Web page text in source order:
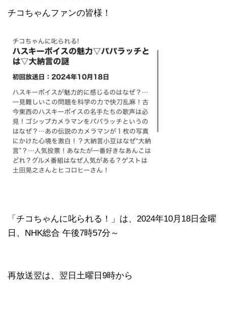
チコちゃんファンの皆様！
「チコちゃんに叱られる！」​は、2024年10月18日金曜
日、NHK総合 午後7時57分～
再放送翌は、翌日土曜日9時から